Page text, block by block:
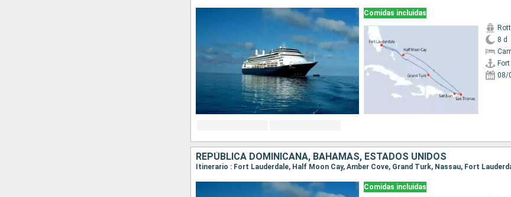
Comidas incluidas
8 d
08/
REPÚBLICA DOMINICANA, BAHAMAS, ESTADOS UNIDOS
Itinerario : Fort Lauderdale, Half Moon Cay, Amber Cove, Grand Turk, Nassau, Fort
Comidas incluidas